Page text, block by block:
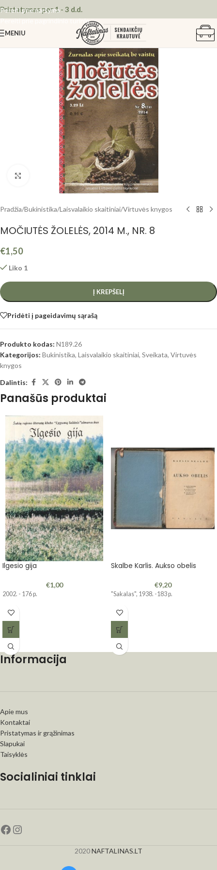
Pereiti prie naršymo
Pereiti prie pagrindinio turinio
Pristatymas per 1 - 3 d.d.
MENIU
Spustelėkite, kad padidintumėte
Pradžia/Bukinistika/Laisvalaikio skaitiniai/Virtuvės knygos
MOČIUTĖS ŽOLELĖS, 2014 M., NR. 8
€1,50
Liko 1
Į KREPŠELĮ
Pridėti į pageidavimų sąrašą
Produkto kodas: N189.26
Kategorijos: Bukinistika, Laisvalaikio skaitiniai, Sveikata, Virtuvės
knygos
Dalintis:
Panašūs produktai
Ilgesio gija
€1,00
2002. - 176 p.
Skalbe Karlis. Aukso obelis
€9,20
"Sakalas", 1938. -183 p.
Informacija
Apie mus
Kontaktai
Pristatymas ir grąžinimas
Slapukai
Taisyklės
Socialiniai tinklai
2020NAFTALINAS.LT